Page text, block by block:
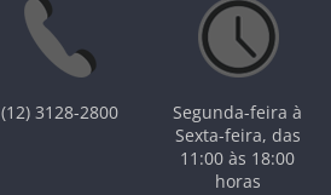
(12) 3128-2800
Segunda-feira à
Sexta-feira, das
11:00 às 18:00
horas